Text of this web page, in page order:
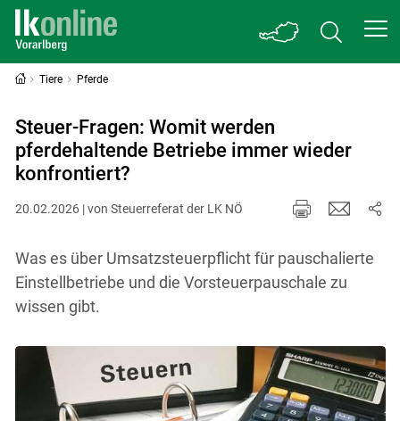
Tiere Pferde
Steuer-Fragen: Womit werden
pferdehaltende Betriebe immer wieder
konfrontiert?
20.02.2026 | von Steuerreferat der LK NÖ
Was es über Umsatzsteuerpflicht für pauschalierte
Einstellbetriebe und die Vorsteuerpauschale zu
wissen gibt.